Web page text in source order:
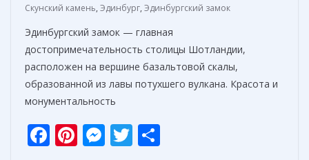
Скунский камень, Эдинбург, Эдинбургский замок
Эдинбургский замок — главная
достопримечательность столицы Шотландии,
расположен на вершине базальтовой скалы,
образованной из лавы потухшего вулкана. Красота и
монументальность
F Pi M T